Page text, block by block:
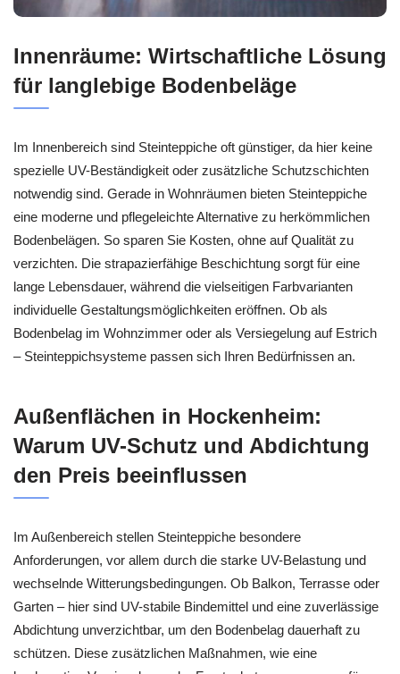
Innenräume: Wirtschaftliche Lösung
für langlebige Bodenbeläge
Im Innenbereich sind Steinteppiche oft günstiger, da hier keine
spezielle UV-Beständigkeit oder zusätzliche Schutzschichten
notwendig sind. Gerade in Wohnräumen bieten Steinteppiche
eine moderne und pflegeleichte Alternative zu herkömmlichen
Bodenbelägen. So sparen Sie Kosten, ohne auf Qualität zu
verzichten. Die strapazierfähige Beschichtung sorgt für eine
lange Lebensdauer, während die vielseitigen Farbvarianten
individuelle Gestaltungsmöglichkeiten eröffnen. Ob als
Bodenbelag im Wohnzimmer oder als Versiegelung auf Estrich
– Steinteppichsysteme passen sich Ihren Bedürfnissen an.
Außenflächen in Hockenheim:
Warum UV-Schutz und Abdichtung
den Preis beeinflussen
Im Außenbereich stellen Steinteppiche besondere
Anforderungen, vor allem durch die starke UV-Belastung und
wechselnde Witterungsbedingungen. Ob Balkon, Terrasse oder
Garten – hier sind UV-stabile Bindemittel und eine zuverlässige
Abdichtung unverzichtbar, um den Bodenbelag dauerhaft zu
schützen. Diese zusätzlichen Maßnahmen, wie eine